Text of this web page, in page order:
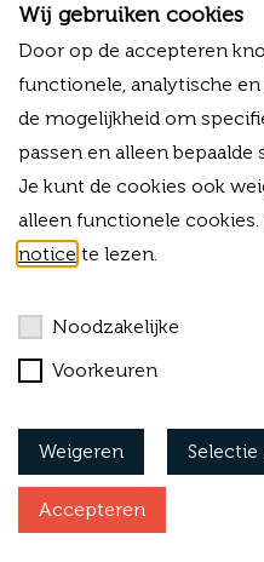
+31 (0)33 - 80 03 225
M
+31 (0)6 -13 34 03 38
E
info@forvalue.nl
IBAN
KVK 42015583
BTW-ID
Bekijk onze algemene
Vacatures
Wij gebruiken cookies
Door op de accepteren
functionele, analytische
de mogelijkheid om
passen en alleen
Je kunt de cookies ook
alleen functionele
notice te lezen.
Noodzakelijke
Voorkeuren
Weigeren
Accepteren